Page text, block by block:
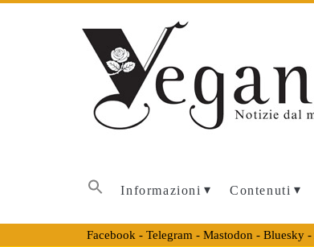
Informazioni Contenuti
Facebook - Telegram - Mastodon - Bluesky-